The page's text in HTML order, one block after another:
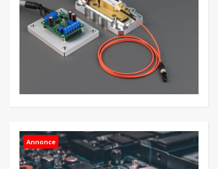
Annonce